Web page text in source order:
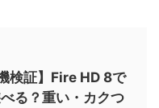
検証】Fire HD 8で
る？重い・カクつ